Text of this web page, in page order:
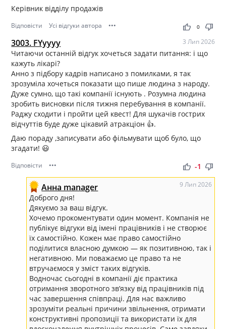
Керівник відділу продажів
Відповісти Усі відгуки автора ••• thumb_up thumb_down
0
3003. FYyyyy 3 Лип 2026
Читаючи останній відгук хочеться задати питання: і що
кажуть лікарі?
Анно з підбору кадрів написано з помилками, я так
зрозуміла хочеться показати що пише людина з народу.
Дуже сумно, що такі компанії існують . Розумна людина
зробить висновки після тижня перебування в компанії.
Раджу сходити і пройти цей квест! Для шукачів гострих
відчуттів буде дуже цікавий атракціон 👍.
Даю пораду ,записувати або фільмувати щоб було, що
згадати! 😃
Відповісти ••• thumb_up thumb_down
-1
Анна manager 9 Лип 2026
Доброго дня!
Дякуємо за ваш відгук.
Хочемо прокоментувати один момент. Компанія не
публікує відгуки від імені працівників і не створює
їх самостійно. Кожен має право самостійно
поділитися власною думкою — як позитивною, так і
негативною. Ми поважаємо це право та не
втручаємося у зміст таких відгуків.
Водночас сьогодні в компанії діє практика
отримання зворотного зв’язку від працівників під
час завершення співпраці. Для нас важливо
зрозуміти реальні причини звільнення, отримати
конструктивні пропозиції та використати їх для